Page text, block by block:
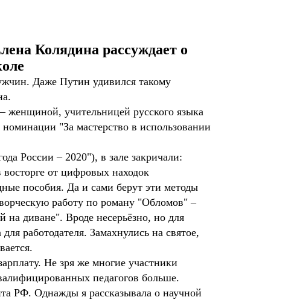
Колядина рассуждает о
Даже Путин удивился такому
учительницей русского языка
"За мастерство в использовании
России – 2020"), в зале закричали:
от цифровых находок
пособия. Да и сами берут эти методы
работу по роману "Обломов" –
диване". Вроде несерьёзно, но для
работодателя. Замахнулись на святое,
Не зря же многие участники
педагогов больше.
РФ. Однажды я рассказывала о научной